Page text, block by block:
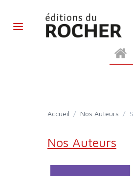
Accueil / Nos Auteurs /
Nos Auteurs